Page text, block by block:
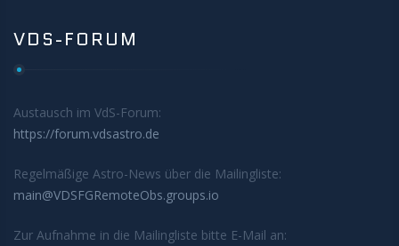
VDS-FORUM
Austausch im VdS-Forum:
https://forum.vdsastro.de
Regelmäßige Astro-News über die Mailingliste:
main@VDSFGRemoteObs.groups.io
Zur Aufnahme in die Mailingliste bitte E-Mail an: